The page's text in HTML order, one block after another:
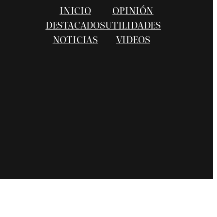
INICIO
DESTACADOS
NOTICIAS
OPINIÓN
UTILIDADES
VIDEOS